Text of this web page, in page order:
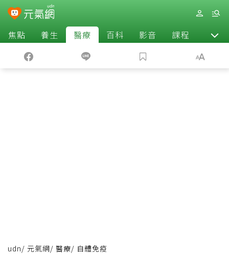
焦點 養生 醫療 百科 影音 課程 退休
udn/ 元氣網/ 醫療/ 自體免疫